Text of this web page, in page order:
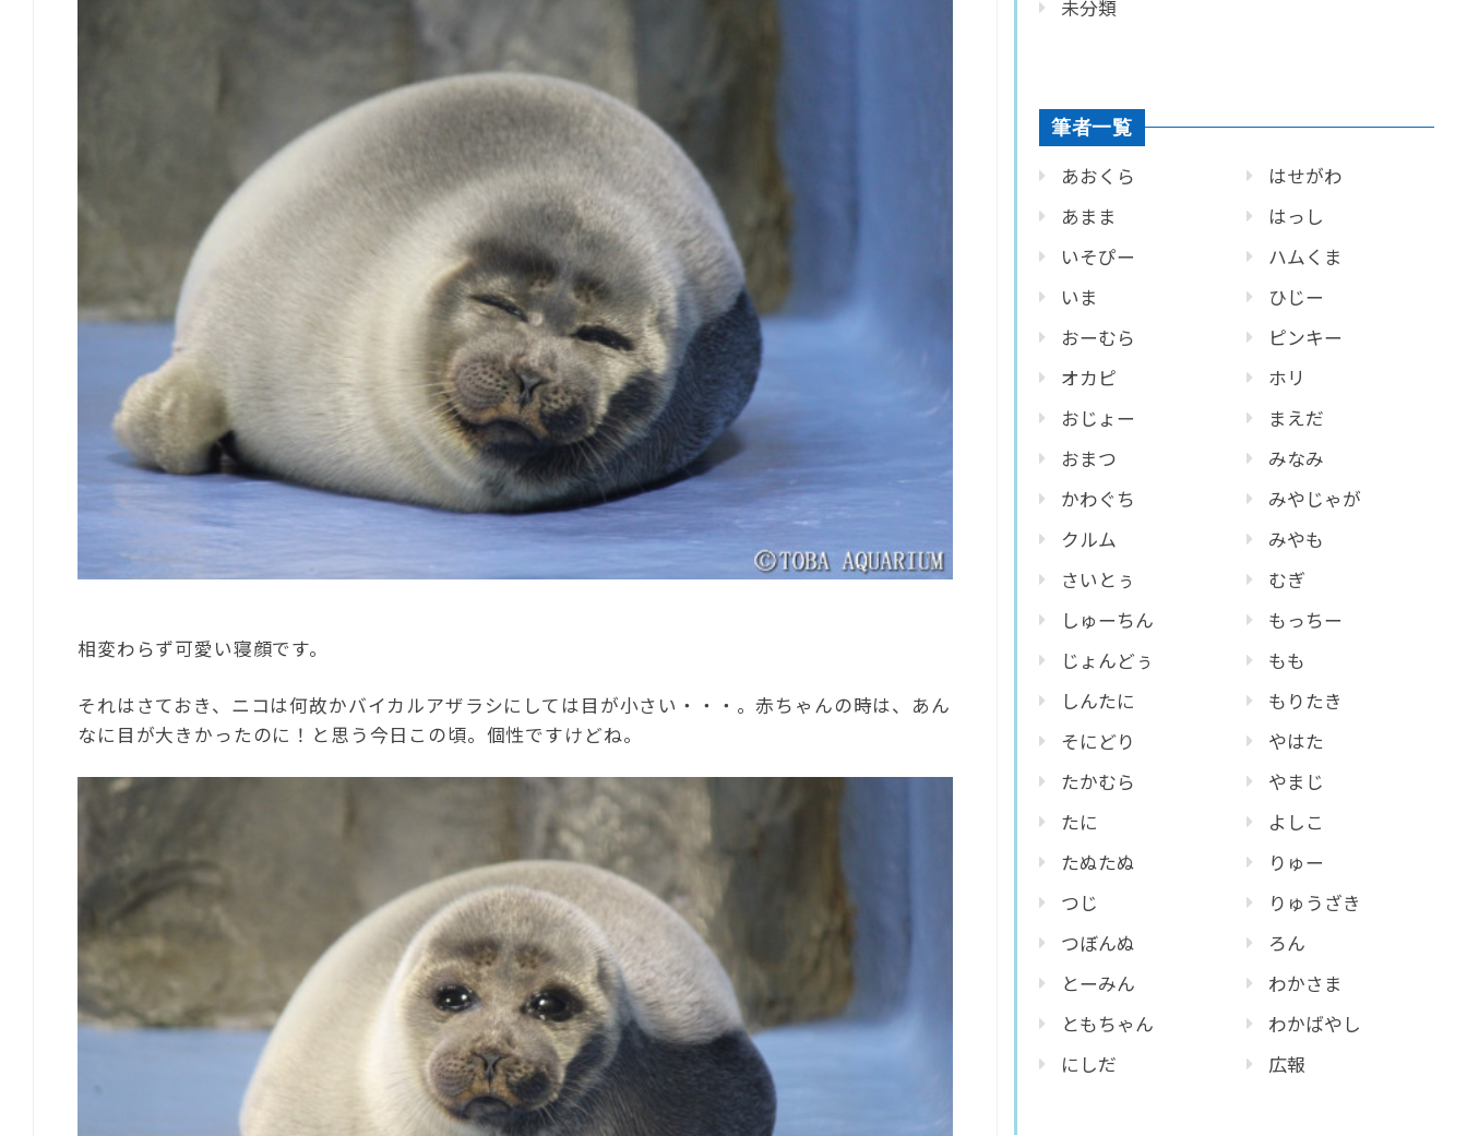
相変わらず可愛い寝顔です。
それはさておき、ニコは何故かバイカルアザラシにしては目が小さい・・・。赤ちゃんの時は、あん
なに目が大きかったのに！と思う今日この頃。個性ですけどね。
未分類
筆者一覧
あおくら
あまま
いそぴー
いま
おーむら
オカピ
おじょー
おまつ
かわぐち
クルム
さいとぅ
しゅーちん
じょんどぅ
しんたに
そにどり
たかむら
たに
たぬたぬ
つじ
つぼんぬ
とーみん
ともちゃん
にしだ
はせがわ
はっし
ハムくま
ひじー
ピンキー
ホリ
まえだ
みなみ
みやじゃが
みやも
むぎ
もっちー
もも
もりたき
やはた
やまじ
よしこ
りゅー
りゅうざき
ろん
わかさま
わかばやし
広報